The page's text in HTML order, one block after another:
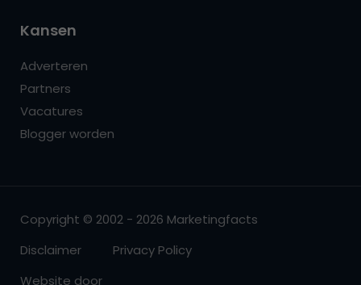
Kansen
Adverteren
Partners
Vacatures
Blogger worden
Copyright © 2002 - 2026 Marketingfacts
Disclaimer
Privacy Policy
Website door